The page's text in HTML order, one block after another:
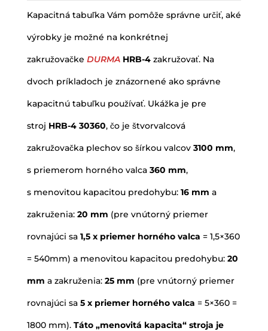
Kapacitná tabuľka Vám pomôže správne určiť, aké
výrobky je možné na konkrétnej
zakružovačke DURMA HRB-4zakružovať. Na
dvoch príkladoch je znázornené ako správne
kapacitnú tabuľku používať. Ukážka je pre
stroj HRB-4 30360, čo je štvorvalcová
zakružovačka plechov so šírkou valcov 3100 mm,
s priemerom horného valca 360 mm,
s menovitou kapacitou predohybu: 16 mm a
zakruženia: 20 mm (pre vnútorný priemer
rovnajúci sa 1,5 x priemer horného valca = 1,5×360
= 540mm) a menovitou kapacitou predohybu: 20
mm a zakruženia: 25 mm (pre vnútorný priemer
rovnajúci sa 5 x priemer horného valca = 5×360 =
1800 mm). Táto „menovitá kapacita“ stroja je